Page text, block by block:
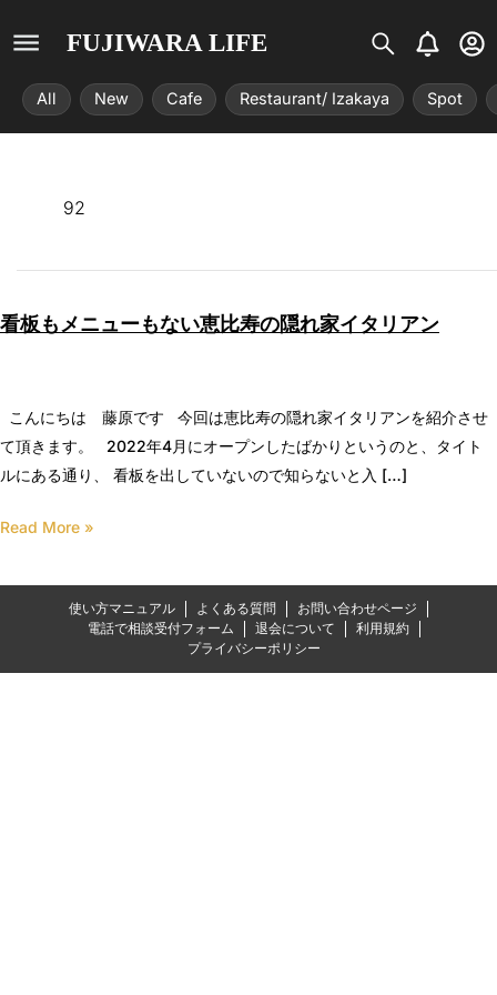
FUJIWARA LIFE
S
i
s
t
r
B
e
l
l
U
s
e
r
-
All New Cafe Restaurant/ Izakaya Spot
92
看板もメニューもない恵比寿の隠れ家イタリアン
こんにちは 藤原です 今回は恵比寿の隠れ家イタリアンを紹介させ
て頂きます。 2022年4月にオープンしたばかりというのと、タイト
ルにある通り、 看板を出していないので知らないと入 […]
Read More »
使い方マニュアル よくある質問
お問い合わせページ
電話で相談受付フォーム
退会について
利用規約
プライバシーポリシー